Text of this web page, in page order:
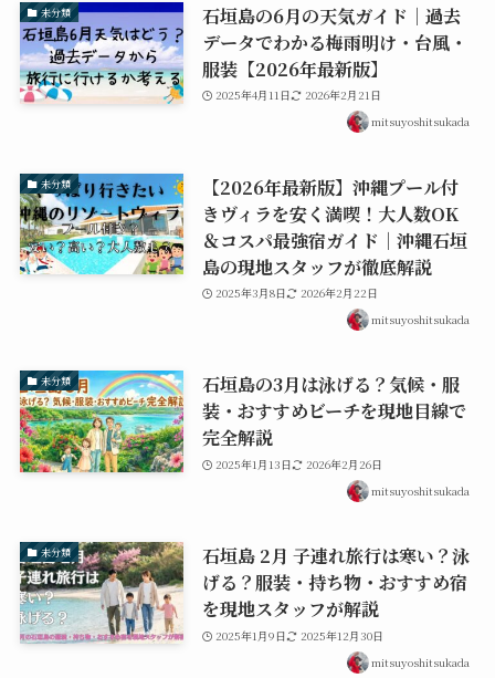
未分類
石垣島の6月の天気ガイド｜過去
データでわかる梅雨明け・台風・
服装【2026年最新版】
2025年4月11日
2026年2月21日
mitsuyoshitsukada
未分類
【2026年最新版】沖縄プール付
きヴィラを安く満喫！大人数OK
＆コスパ最強宿ガイド｜沖縄石垣
島の現地スタッフが徹底解説
2025年3月8日
2026年2月22日
mitsuyoshitsukada
未分類
石垣島の3月は泳げる？気候・服
装・おすすめビーチを現地目線で
完全解説
2025年1月13日
2026年2月26日
mitsuyoshitsukada
未分類
石垣島 2月 子連れ旅行は寒い？泳
げる？服装・持ち物・おすすめ宿
を現地スタッフが解説
2025年1月9日
2025年12月30日
mitsuyoshitsukada